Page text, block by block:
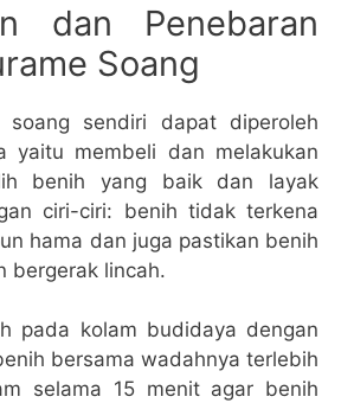
dan Penebaran
Soang
soang sendiri dapat diperoleh
yaitu membeli dan melakukan
benih yang baik dan layak
ciri-ciri: benih tidak terkena
hama dan juga pastikan benih
bergerak lincah.
pada kolam budidaya dengan
bersama wadahnya terlebih
selama 15 menit agar benih